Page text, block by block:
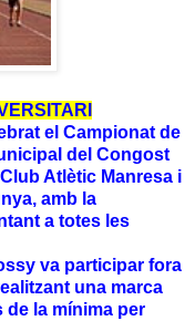
el Campionat de
del Congost
Atlètic Manresa i
amb la
a totes les
va participar fora
una marca
de la mínima per